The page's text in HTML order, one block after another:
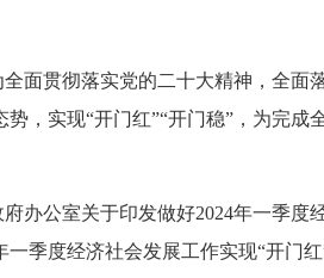
贯彻落实党的二十大精神，全面
，实现“开门红”“开门稳”，为完
公室关于印发做好2024年一季度
季度经济社会发展工作实现“开门